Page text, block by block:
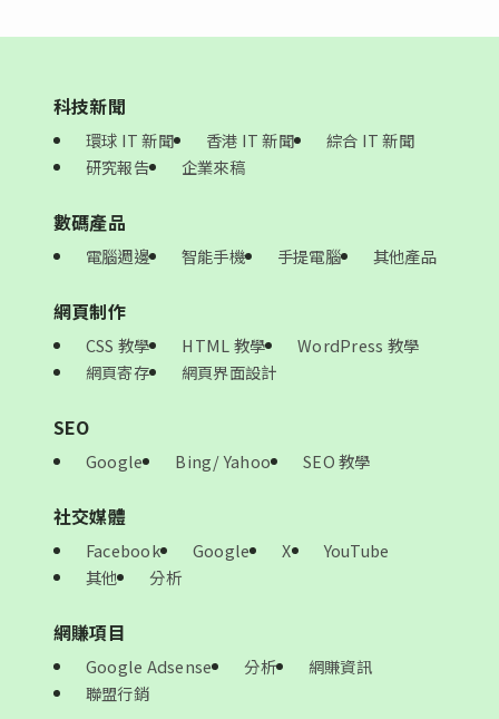
科技新聞
環球 IT 新聞 香港 IT 新聞
綜合 IT 新聞
研究報告
企業來稿
數碼產品
電腦週邊 智能手機 手提電腦 其他產品
網頁制作
CSS 教學 HTML 教學
WordPress 教學
網頁寄存
網頁界面設計
SEO
Google Bing/ Yahoo SEO 教學
社交媒體
Facebook Google X
YouTube
其他
分析
網賺項目
Google Adsense 分析
網賺資訊
聯盟行銷